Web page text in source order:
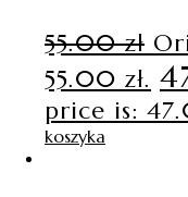
55.00zł
55.00 zł.
price is:
koszyka